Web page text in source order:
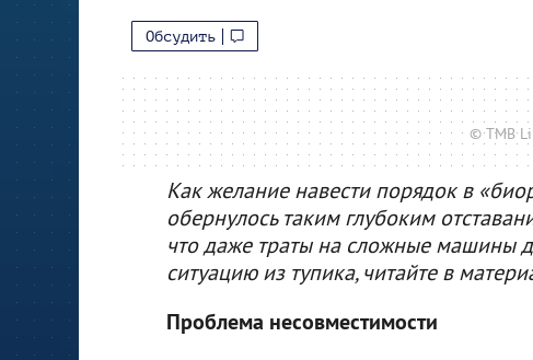
Обсудить
© TMB
Как желание навести порядок в
обернулось таким глубоким
что даже траты на сложные машины
ситуацию из тупика, читайте в
Проблема несовместимости